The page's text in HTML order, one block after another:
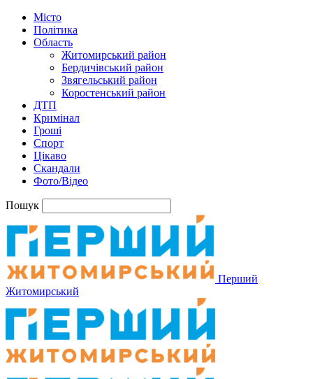
Місто
Політика
Область
Житомирський район
Бердичівський район
Звягельський район
Коростенський район
ДТП
Кримінал
Гроші
Спорт
Цікаво
Скандали
Фото/Відео
Пошук
Перший
Житомирський